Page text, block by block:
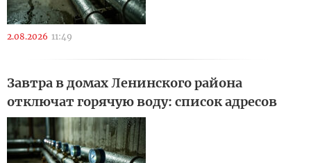
2.08.2026 11:49
Завтра в домах Ленинского района
отключат горячую воду: список адресов